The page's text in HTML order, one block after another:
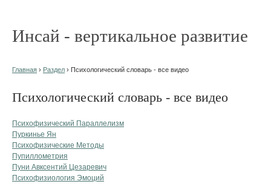
Инсай - вертикальное развитие
Главная › Раздел › Психологический словарь - все видео
Психологический словарь - все видео
Психофизический Параллелизм
Пуркинье Ян
Психофизические Методы
Пупиллометрия
Пуни Авксентий Цезаревич
Психофизиология Эмоций